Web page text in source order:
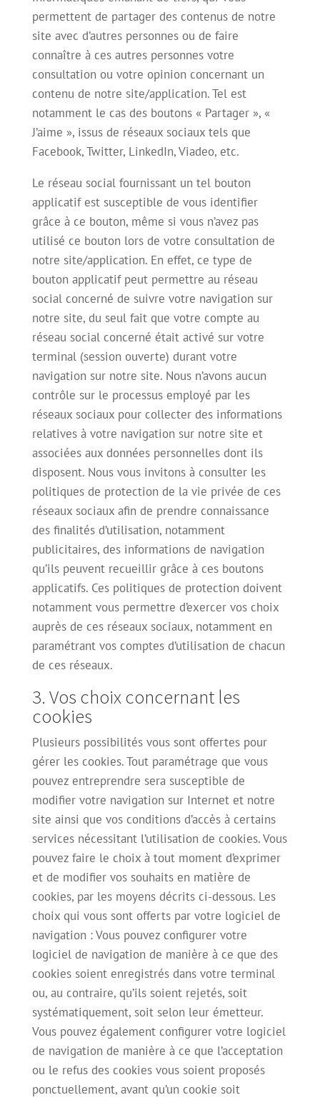
permettent de partager des contenus de notre
site avec d’autres personnes ou de faire
connaître à ces autres personnes votre
consultation ou votre opinion concernant un
contenu de notre site/application. Tel est
notamment le cas des boutons « Partager », «
J’aime », issus de réseaux sociaux tels que
Facebook, Twitter, LinkedIn, Viadeo, etc.
Le réseau social fournissant un tel bouton
applicatif est susceptible de vous identifier
grâce à ce bouton, même si vous n’avez pas
utilisé ce bouton lors de votre consultation de
notre site/application. En effet, ce type de
bouton applicatif peut permettre au réseau
social concerné de suivre votre navigation sur
notre site, du seul fait que votre compte au
réseau social concerné était activé sur votre
terminal (session ouverte) durant votre
navigation sur notre site. Nous n’avons aucun
contrôle sur le processus employé par les
réseaux sociaux pour collecter des informations
relatives à votre navigation sur notre site et
associées aux données personnelles dont ils
disposent. Nous vous invitons à consulter les
politiques de protection de la vie privée de ces
réseaux sociaux afin de prendre connaissance
des finalités d’utilisation, notamment
publicitaires, des informations de navigation
qu’ils peuvent recueillir grâce à ces boutons
applicatifs. Ces politiques de protection doivent
notamment vous permettre d’exercer vos choix
auprès de ces réseaux sociaux, notamment en
paramétrant vos comptes d’utilisation de chacun
de ces réseaux.
3. Vos choix concernant les
cookies
Plusieurs possibilités vous sont offertes pour
gérer les cookies. Tout paramétrage que vous
pouvez entreprendre sera susceptible de
modifier votre navigation sur Internet et notre
site ainsi que vos conditions d’accès à certains
services nécessitant l’utilisation de cookies. Vous
pouvez faire le choix à tout moment d’exprimer
et de modifier vos souhaits en matière de
cookies, par les moyens décrits ci-dessous. Les
choix qui vous sont offerts par votre logiciel de
navigation : Vous pouvez configurer votre
logiciel de navigation de manière à ce que des
cookies soient enregistrés dans votre terminal
ou, au contraire, qu’ils soient rejetés, soit
systématiquement, soit selon leur émetteur.
Vous pouvez également configurer votre logiciel
de navigation de manière à ce que l’acceptation
ou le refus des cookies vous soient proposés
ponctuellement, avant qu’un cookie soit